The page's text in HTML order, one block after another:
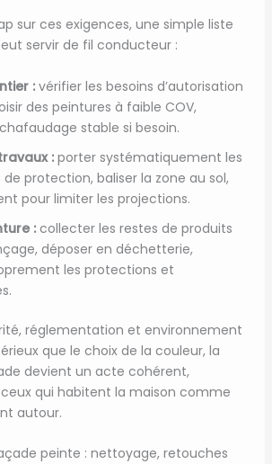
sur ces exigences, une simple liste
servir de fil conducteur :
:vérifier les besoins d’autorisation
des peintures à faible COV,
stable si besoin.
:porter systématiquement les
protection, baliser la zone au sol,
pour limiter les projections.
:collecter les restes de produits
déposer en déchetterie,
les protections et
réglementation et environnement
que le choix de la couleur, la
devient un acte cohérent,
qui habitent la maison comme
autour.
peinte : nettoyage, retouches